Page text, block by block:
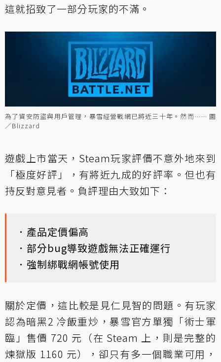
這就招致了一部分玩家的不滿。
為了資安防盜與用戶管理，暴雪經營戰網已將近三十年。然而…… 圖
／Blizzard
遊戲上市當天，Steam玩家評價不意外地來到
「極度好評」，有將近九成的好評率。但也有
持反對意見者。負評理由大致如下：
．產品定價偏高
．部分bug導致遊戲無法正確運行
．強制綁戰網帳號使用
關於定價，這比較是見仁見智的問題。有玩家
認為暗黑2 冷飯重炒，暴雪官方單獨「術士軍
臨」售價 720 元（在 Steam 上，則是完整的
煉獄版 1160 元），卻只有多一個職業可用，